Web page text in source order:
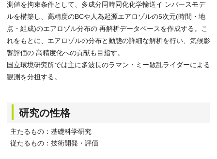
測値を拘束条件として、多成分同時同化化学輸送イ ンバースモデ
ルを構築し、高精度のBCや人為起源エアロゾルの5次元(時間・地
点・組成)のエアロゾル分布の 再解析データベースを作成する。こ
れをもとに、エアロゾルの分布と動態の詳細な解析を行い、気候影
響評価の 高精度化への貢献も目指す。
国立環境研究所では主に多波長のラマン・ミー散乱ライダーによる
観測を分担する。
研究の性格
主たるもの：基礎科学研究
従たるもの：技術開発・評価